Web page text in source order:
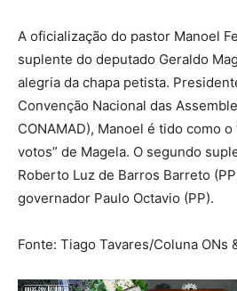
A oficialização do pastor Manoel
suplente do deputado Geraldo
alegria da chapa petista.
Convenção Nacional das
CONAMAD), Manoel é tido como
votos” de Magela. O segundo
Roberto Luz de Barros Barreto
governador Paulo Octavio (PP).
Fonte: Tiago Tavares/Coluna ONs